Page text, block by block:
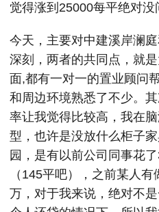
觉得涨到25000每平绝对没
今天，主要对中建溪岸澜
深刻，两者的共同点，就
面,都有一对一的置业顾问
和周边环境熟悉了不少。
率让我觉得比较高，我在
型，也许是没放什么柜子
园，是有以前公司同事花
（145平吧），之前某人
万，对于我来说，绝对不